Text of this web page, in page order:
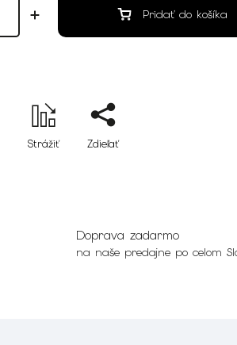
Pridať do košíka
Strážiť Zdieľať
Doprava zadarmo
na naše predajne po celom